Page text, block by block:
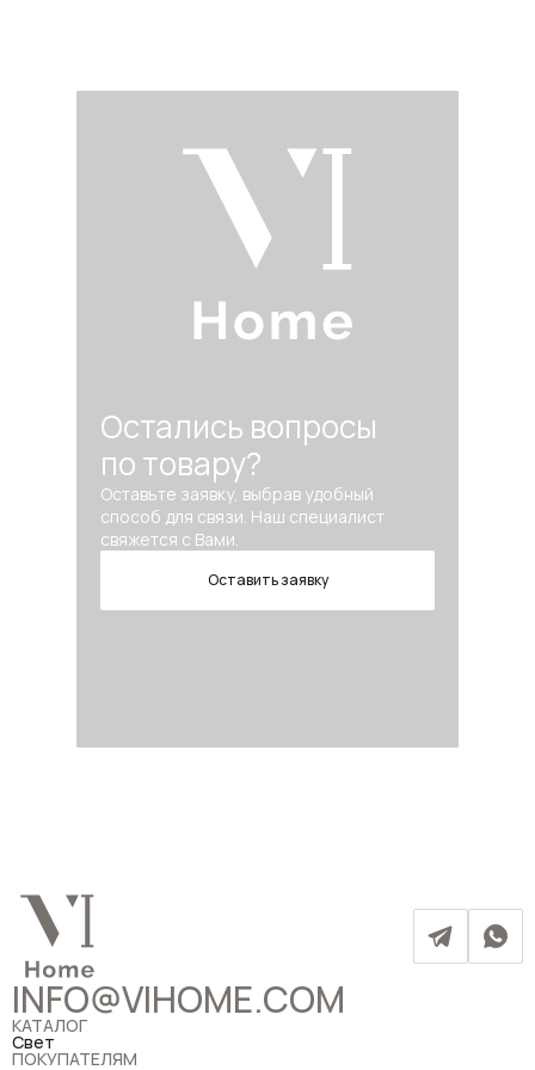
Остались вопросы
по товару?
Оставьте заявку, выбрав удобный
способ для связи. Наш специалист
свяжется с Вами.
Оставить заявку
INFO@VIHOME.COM
КАТАЛОГ
Свет
ПОКУПАТЕЛЯМ